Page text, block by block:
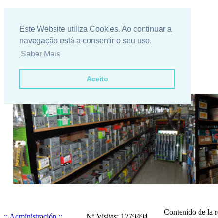
Alternativa de litígios - RAL Informe-se
Este Website utiliza Cookies. Ao continuar a
navegação está a consentir o seu uso.
Saber Mais
Aceito
Presentación
:: Administración :: Nº Visitas: 1279494
Contenido de la